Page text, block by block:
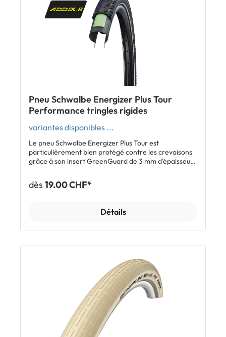
Pneu Schwalbe Energizer Plus Tour
Performance tringles rigides
variantes disponibles ...
Le pneu Schwalbe Energizer Plus Tour est
particulièrement bien protégé contre les crevaisons
grâce à son insert GreenGuard de 3 mm d'épaisseur.
longues randonnées et offre un bon grip même sur
les routes non goudronnées. Ce pneu est homologué
dès 19.00 CHF*
Détails